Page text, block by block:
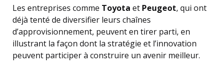
Les entreprises comme Toyota et Peugeot, qui ont
déjà tenté de diversifier leurs chaînes
d’approvisionnement, peuvent en tirer parti, en
illustrant la façon dont la stratégie et l’innovation
peuvent participer à construire un avenir meilleur.